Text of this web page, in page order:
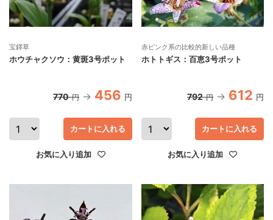
宝鐸草
ホウチャクソウ：黄斑3号ポット
770 円 456 円
カートに入れる
お気に入り追加
赤ピンク系の比較的新しい品種
ホトトギス：百恵3号ポット
792 円 612 円
カートに入れる
お気に入り追加